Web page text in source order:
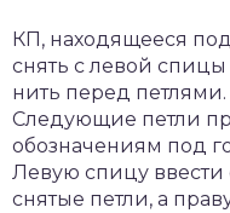
КП, находящееся
снять с левой
нить перед петлями.
Следующие петли
обозначениям под
Левую спицу
снятые петли, а